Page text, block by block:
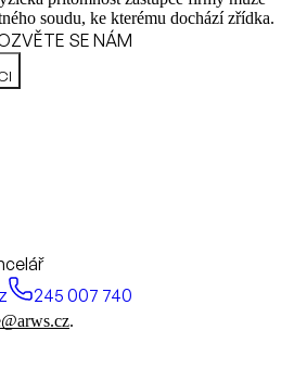
soudu, ke kterému dochází zřídka.
SE NÁM
245 007 740
.